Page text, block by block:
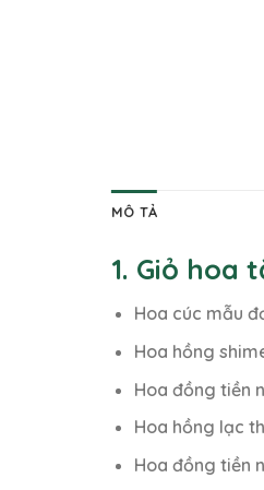
MÔ TẢ
1. Giỏ hoa
Hoa cúc mẫu
Hoa hồng
Hoa đồng tiền
Hoa hồng lạc
Hoa đồng tiền